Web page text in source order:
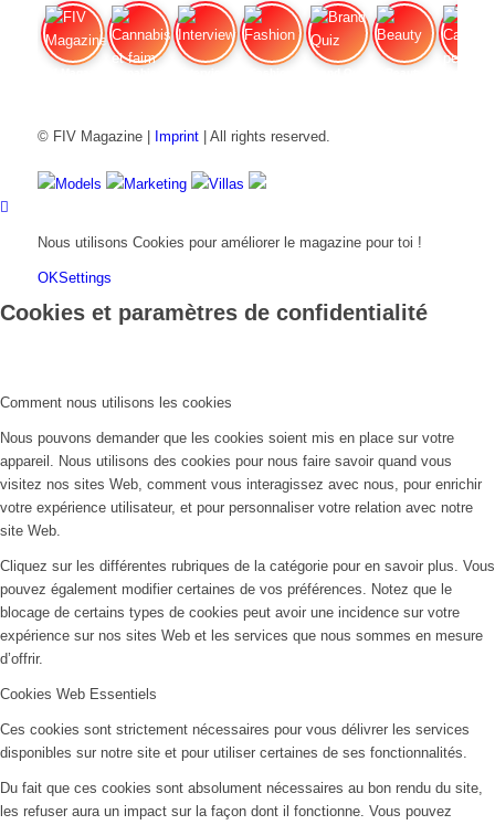
© FIV Magazine | Imprint| All rights reserved.
Models Marketing Villas
Nous utilisons Cookies pour améliorer le magazine pour toi !
OKSettings
Cookies et paramètres de confidentialité
Comment nous utilisons les cookies
Nous pouvons demander que les cookies soient mis en place sur votre
appareil. Nous utilisons des cookies pour nous faire savoir quand vous
visitez nos sites Web, comment vous interagissez avec nous, pour enrichir
votre expérience utilisateur, et pour personnaliser votre relation avec notre
site Web.
Cliquez sur les différentes rubriques de la catégorie pour en savoir plus. Vous
pouvez également modifier certaines de vos préférences. Notez que le
blocage de certains types de cookies peut avoir une incidence sur votre
expérience sur nos sites Web et les services que nous sommes en mesure
d’offrir.
Cookies Web Essentiels
Ces cookies sont strictement nécessaires pour vous délivrer les services
disponibles sur notre site et pour utiliser certaines de ses fonctionnalités.
Du fait que ces cookies sont absolument nécessaires au bon rendu du site,
les refuser aura un impact sur la façon dont il fonctionne. Vous pouvez